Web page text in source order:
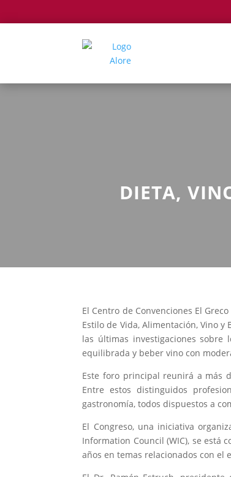
DIETA,
El Centro de Convenciones El
Estilo de Vida, Alimentación, Vino
las últimas investigaciones
equilibrada y beber vino con
Este foro principal reunirá a más
Entre estos distinguidos
gastronomía, todos dispuestos a
El Congreso, una iniciativa
Information Council (WIC), se está
años en temas relacionados con el